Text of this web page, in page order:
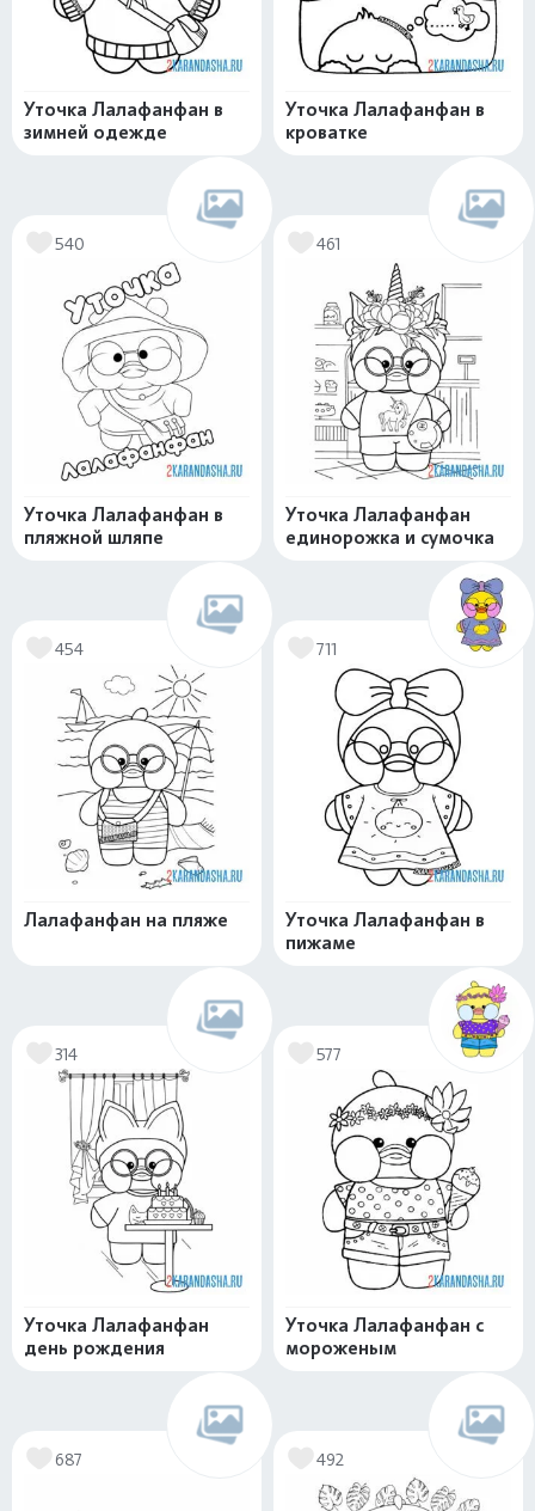
Уточка Лалафанфан в
зимней одежде
Уточка Лалафанфан в
кроватке
540
Уточка Лалафанфан в
пляжной шляпе
461
Уточка Лалафанфан
единорожка и сумочка
454
Лалафанфан на пляже
711
Уточка Лалафанфан в
пижаме
314
Уточка Лалафанфан
день рождения
577
Уточка Лалафанфан с
мороженым
687 492